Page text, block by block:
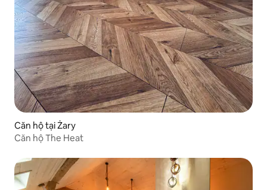
Căn hộ tại Żary
Căn hộ The Heat